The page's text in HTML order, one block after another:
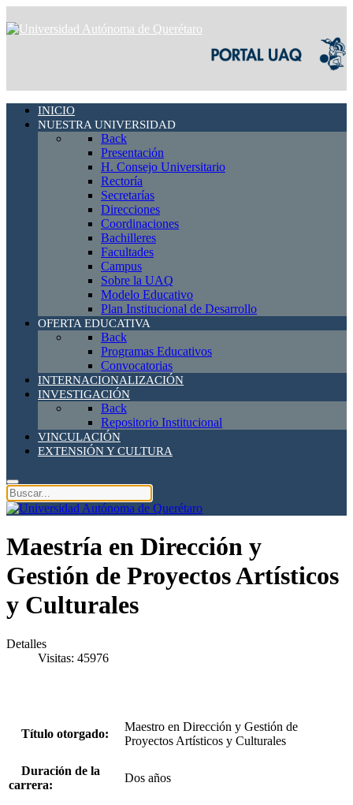
INICIO
NUESTRA UNIVERSIDAD
Back
Presentación
H. Consejo Universitario
Rectoría
Secretarías
Direcciones
Coordinaciones
Bachilleres
Facultades
Campus
Sobre la UAQ
Modelo Educativo
Plan Institucional de Desarrollo
OFERTA EDUCATIVA
Back
Programas Educativos
Convocatorias
INTERNACIONALIZACIÓN
INVESTIGACIÓN
Back
Repositorio Institucional
VINCULACIÓN
EXTENSIÓN Y CULTURA
Maestría en Dirección y
Gestión de Proyectos Artísticos
y Culturales
Detalles
Visitas: 45976
Título otorgado:
Maestro en Dirección y Gestión de
Proyectos Artísticos y Culturales
Duración de la
carrera:
Dos años